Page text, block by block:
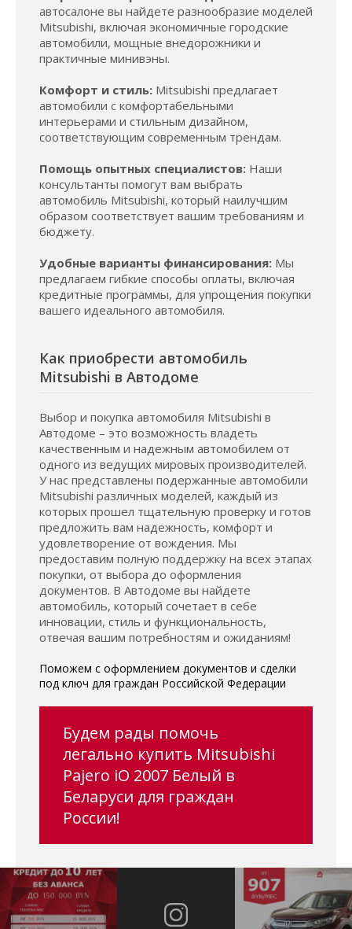
автосалоне вы найдете разнообразие моделей
Mitsubishi, включая экономичные городские
автомобили, мощные внедорожники и
практичные минивэны.
Комфорт и стиль: Mitsubishi предлагает
автомобили с комфортабельными
интерьерами и стильным дизайном,
соответствующим современным трендам.
Помощь опытных специалистов: Наши
консультанты помогут вам выбрать
автомобиль Mitsubishi, который наилучшим
образом соответствует вашим требованиям и
бюджету.
Удобные варианты финансирования: Мы
предлагаем гибкие способы оплаты, включая
кредитные программы, для упрощения покупки
вашего идеального автомобиля.
Как приобрести автомобиль
Mitsubishi в Автодоме
Выбор и покупка автомобиля Mitsubishi в
Автодоме – это возможность владеть
качественным и надежным автомобилем от
одного из ведущих мировых производителей.
У нас представлены подержанные автомобили
Mitsubishi различных моделей, каждый из
которых прошел тщательную проверку и готов
предложить вам надежность, комфорт и
удовлетворение от вождения. Мы
предоставим полную поддержку на всех этапах
покупки, от выбора до оформления
документов. В Автодоме вы найдете
автомобиль, который сочетает в себе
инновации, стиль и функциональность,
отвечая вашим потребностям и ожиданиям!
Поможем с оформлением документов и сделки
под ключ для граждан Российской Федерации
Будем рады помочь
легально купить Mitsubishi
Pajero iO 2007 Белый в
Беларуси для граждан
России!